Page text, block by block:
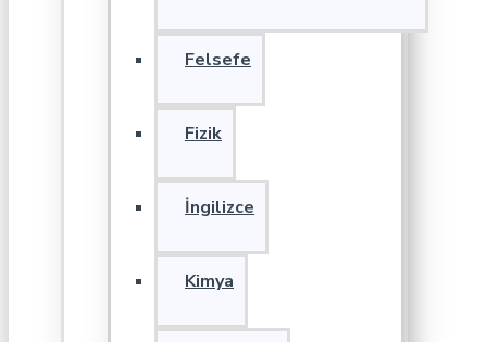
Felsefe
Fizik
İngilizce
Kimya